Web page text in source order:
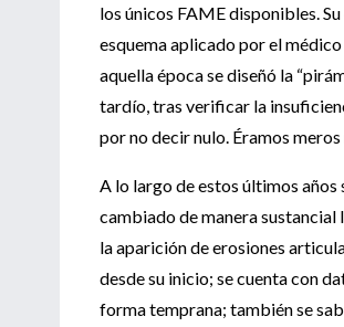
los únicos FAME disponibles.
esquema aplicado por el
aquella época se diseñó la
tardío, tras verificar la
por no decir nulo. Éramos
A lo largo de estos últimos años
cambiado de manera sustancial
la aparición de erosiones
desde su inicio; se cuenta con
forma temprana; también se